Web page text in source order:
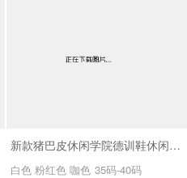
新款猪巴皮休闲学院德训鞋休闲鞋SA6078
白色 粉红色 咖色 35码-40码